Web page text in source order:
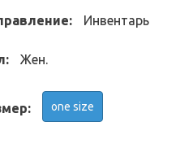
Инвентарь
Жен.
one size